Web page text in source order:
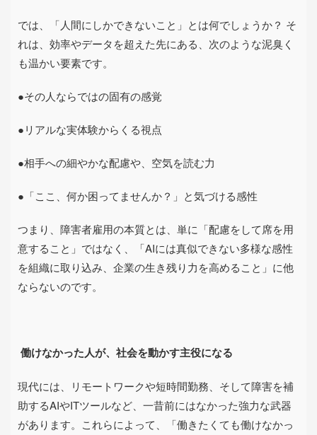
では、「人間にしかできないこと」とは何でしょうか？ そ
れは、効率やデータを超えた先にある、次のような泥臭く
も温かい要素です。
●その人ならではの固有の感覚
●リアルな実体験からくる視点
●相手への細やかな配慮や、空気を読む力
●「ここ、何か困ってませんか？」と気づける感性
つまり、障害者雇用の本質とは、単に「配慮をして席を用
意すること」ではなく、「AIには真似できない多様な感性
を組織に取り込み、企業の生き残り力を高めること」に他
ならないのです。
働けなかった人が、社会を動かす主役になる
現代には、リモートワークや短時間勤務、そして障害を補
助するAIやITツールなど、一昔前にはなかった強力な武器
があります。これらによって、「働きたくても働けなかっ